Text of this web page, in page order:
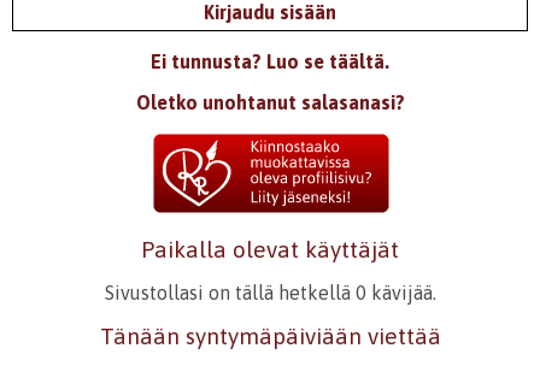
Kirjaudu sisään
Ei tunnusta? Luo se täältä.
Oletko unohtanut salasanasi?
Paikalla olevat käyttäjät
Sivustollasi on tällä hetkellä 0 kävijää.
Tänään syntymäpäiviään viettää